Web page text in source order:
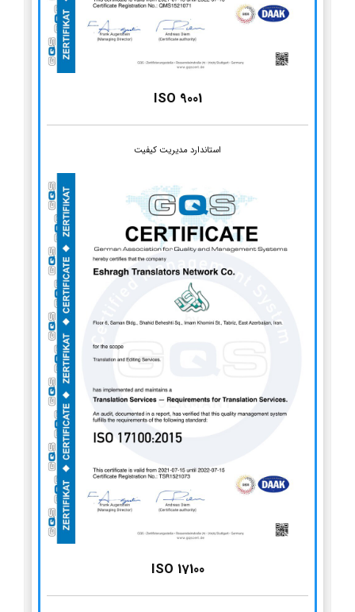
ISO 9001
استاندارد مدیریت کیفیت
ISO 17100